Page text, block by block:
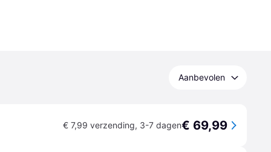
Aanbevolen
€ 7,99 verzending, 3-7 dagen€ 69,99